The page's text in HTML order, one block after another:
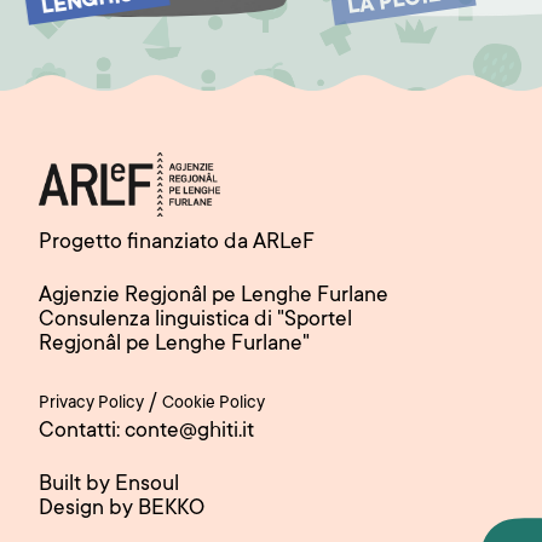
Progetto finanziato da ARLeF
Agjenzie Regjonâl pe Lenghe Furlane
Consulenza linguistica di "Sportel
Regjonâl pe Lenghe Furlane"
Privacy Policy / Cookie Policy
Contatti: conte@ghiti.it
Built by Ensoul
Design by BEKKO